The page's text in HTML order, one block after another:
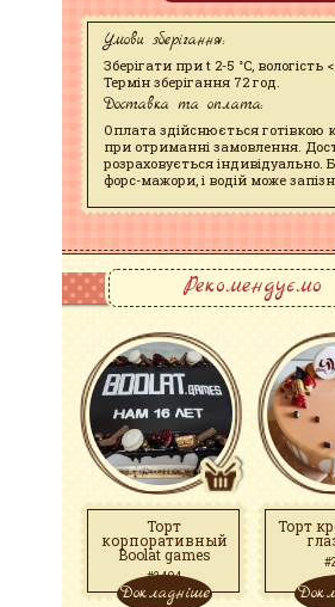
Умови зберігання:
Зберігати при t 2-5 °C, вологість
Термін зберігання 72 год.
Доставка та оплата:
Оплата здійснюється готівкою
при отриманні замовлення.
розраховується індивідуально.
форс-мажори, і водій може
Рекомендуємо
Торт
корпоративный
Boolat games
#2404
Докладніше
Торт